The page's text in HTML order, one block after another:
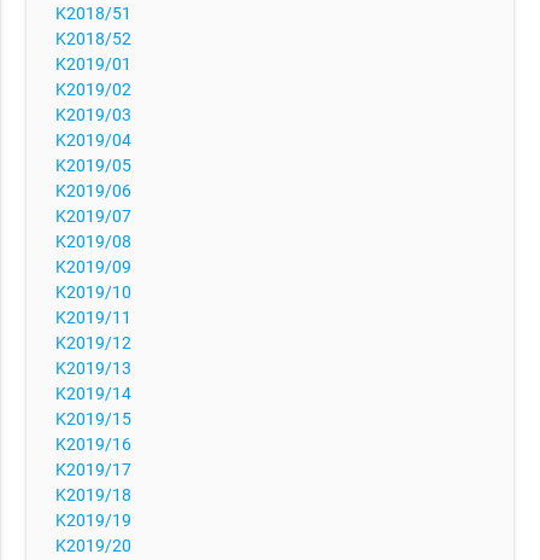
K2018/51
K2018/52
K2019/01
K2019/02
K2019/03
K2019/04
K2019/05
K2019/06
K2019/07
K2019/08
K2019/09
K2019/10
K2019/11
K2019/12
K2019/13
K2019/14
K2019/15
K2019/16
K2019/17
K2019/18
K2019/19
K2019/20